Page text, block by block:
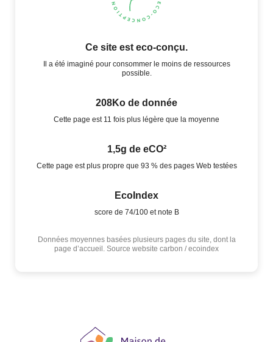
Ce site est eco-conçu.
Il a été imaginé pour consommer le moins de ressources
possible.
208Ko de donnée
Cette page est 11 fois plus légère que la moyenne
1,5g de eCO²
Cette page est plus propre que 93 % des pages Web testées
EcoIndex
score de 74/100 et note B
Données moyennes basées plusieurs pages du site, dont la
page d’accueil. Source website carbon / ecoindex